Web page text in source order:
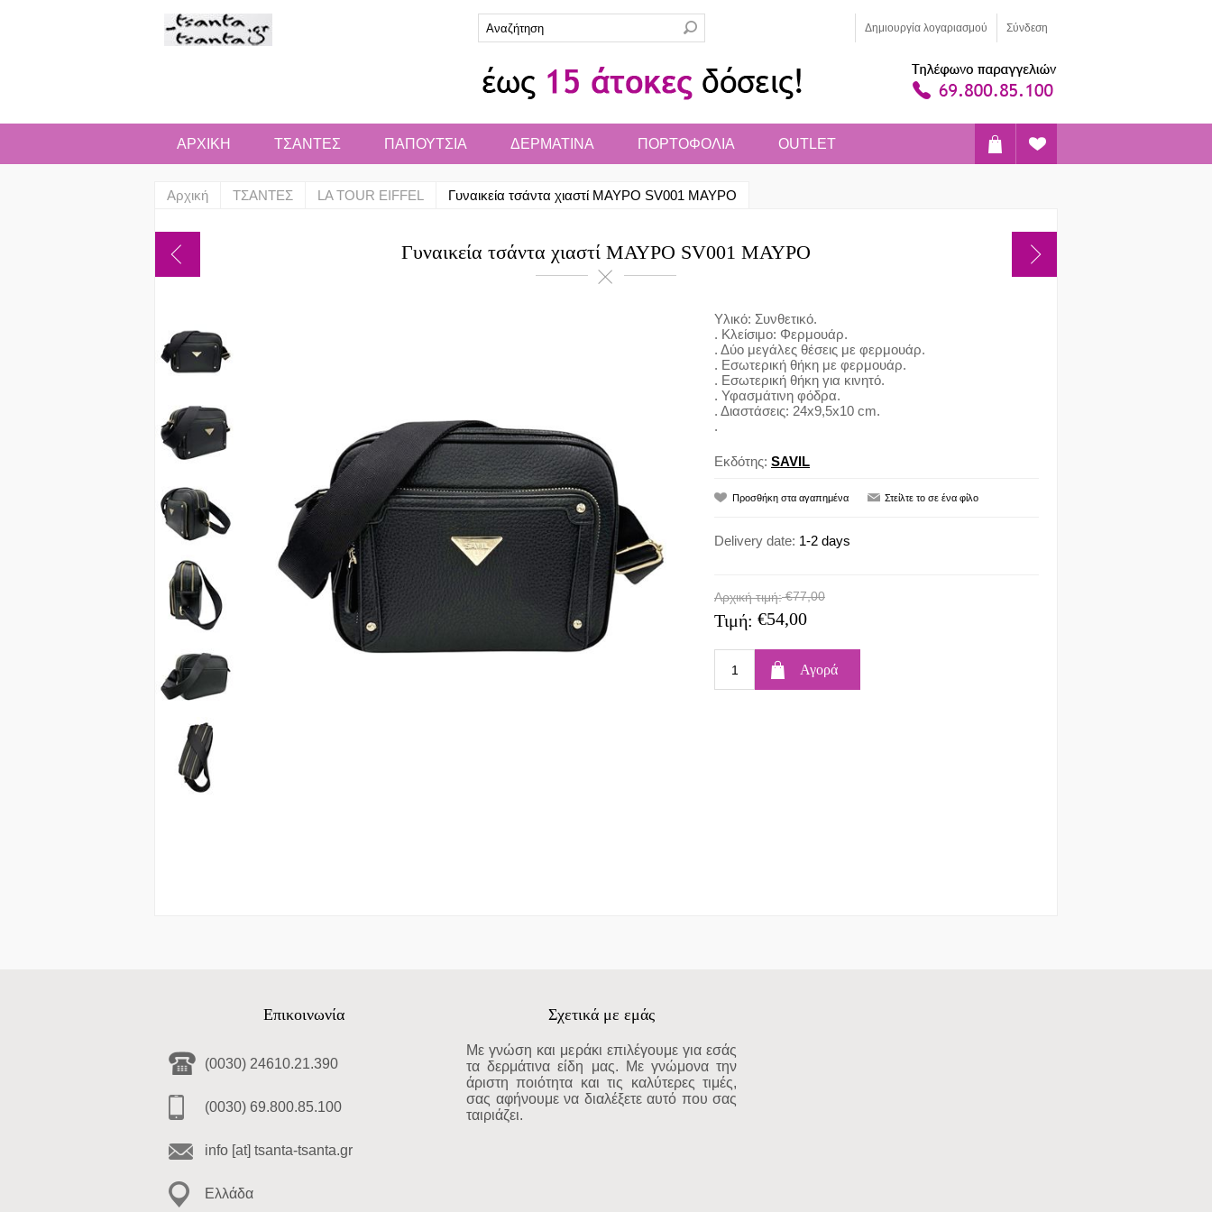
Δημιoυργία λογαριασμού Σύνδεση
ΑΡΧΙΚΗ ΤΣΑΝΤΕΣ ΠΑΠΟΥΤΣΙΑ ΔΕΡΜΑΤΙΝΑ ΠΟΡΤΟΦΟΛΙΑ OUTLET
Αρχική ΤΣΑΝΤΕΣ LA TOUR EIFFEL Γυναικεία τσάντα χιαστί ΜΑΥΡΟ SV001 ΜΑΥΡΟ
Γυναικεία τσάντα χιαστί ΜΑΥΡΟ SV001 ΜΑΥΡΟ
Υλικό: Συνθετικό.
. Κλείσιμο: Φερμουάρ.
. Δύο μεγάλες θέσεις με φερμουάρ.
. Εσωτερική θήκη με φερμουάρ.
. Εσωτερική θήκη για κινητό.
. Υφασμάτινη φόδρα.
. Διαστάσεις: 24x9,5x10 cm.
.
Εκδότης: SAVIL
Delivery date: 1-2 days
Αρχική τιμή: €77,00
Τιμή: €54,00
Επικοινωνία
(0030) 24610.21.390
(0030) 69.800.85.100
info [at] tsanta-tsanta.gr
Ελλάδα
Σχετικά με εμάς
Με γνώση και μεράκι επιλέγουμε για εσάς
τα δερμάτινα είδη μας. Με γνώμονα την
άριστη ποιότητα και τις καλύτερες τιμές,
σας αφήνουμε να διαλέξετε αυτό που σας
ταιριάζει.